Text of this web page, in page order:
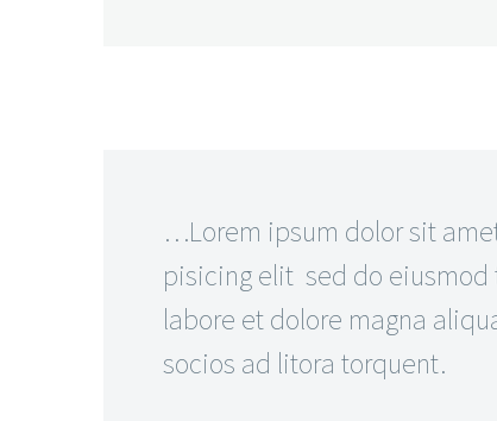
…Lorem ipsum dolor sit
pisicing elit sed do
labore et dolore magna
socios ad litora torquent.